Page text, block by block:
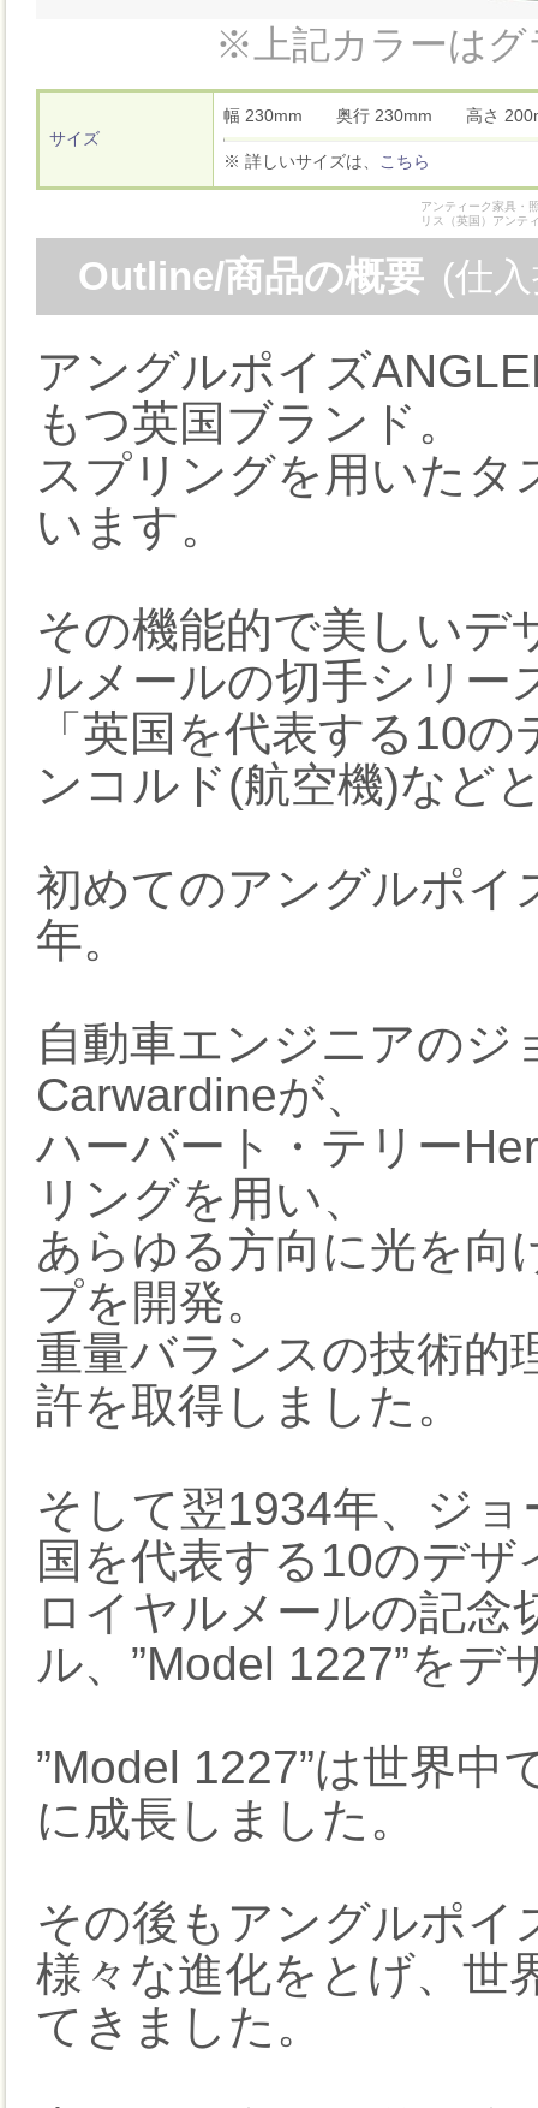
※上記カラーはグ
サイズ
幅 230mm 奥行 230mm 高さ
※ 詳しいサイズは、 こちら
アンティーク家具・
リス（英国）アンテ
Outline/商品の概要 (仕
アングルポイズ
もつ英国ブランド。
スプリングを用いた
います。
その機能的で美しいデ
ルメールの切手シリー
「英国を代表する10
ンコルド(航空機)など
初めてのアングルポイ
年。
自動車エンジニアのジ
Carwardineが、
ハーバート・テリー
リングを用い、
あらゆる方向に光を向
プを開発。
重量バランスの技術的
許を取得しました。
そして翌1934年、ジ
国を代表する10のデザ
ロイヤルメールの記念
ル、”Model 1227”をデ
”Model 1227”は世界
に成長しました。
その後もアングルポイ
様々な進化をとげ、世
てきました。